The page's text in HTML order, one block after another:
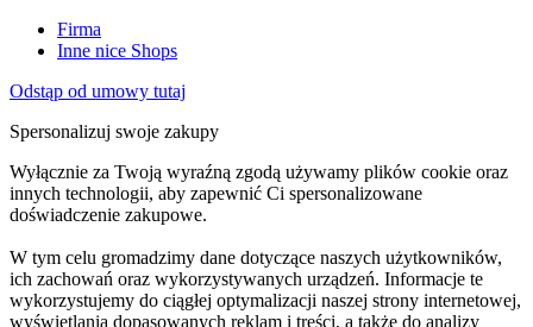
Firma
Inne nice Shops
Odstąp od umowy tutaj
Spersonalizuj swoje zakupy
Wyłącznie za Twoją wyraźną zgodą używamy plików cookie oraz
innych technologii, aby zapewnić Ci spersonalizowane
doświadczenie zakupowe.
W tym celu gromadzimy dane dotyczące naszych użytkowników,
ich zachowań oraz wykorzystywanych urządzeń. Informacje te
wykorzystujemy do ciągłej optymalizacji naszej strony internetowej,
wyświetlania dopasowanych reklam i treści, a także do analizy